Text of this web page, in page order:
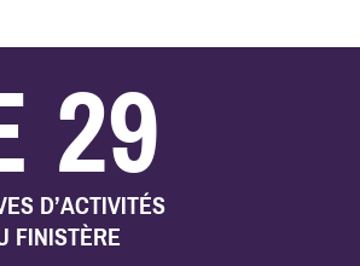
29
D’ACTIVITÉS
FINISTÈRE